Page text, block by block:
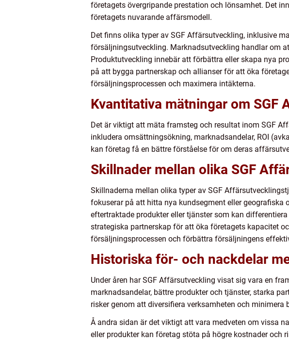
företagets övergripande prestation och lönsamhet. Det
företagets nuvarande affärsmodell.
Det finns olika typer av SGF Affärsutveckling, inklusive
försäljningsutveckling. Marknadsutveckling handlar om
Produktutveckling innebär att förbättra eller skapa nya
på att bygga partnerskap och allianser för att öka
försäljningsprocessen och maximera intäkterna.
Kvantitativa mätningar om SGF
Det är viktigt att mäta framsteg och resultat inom SGF
inkludera omsättningsökning, marknadsandelar, ROI
kan företag få en bättre förståelse för om deras
Skillnader mellan olika SGF
Skillnaderna mellan olika typer av SGF
fokuserar på att hitta nya kundsegment eller
eftertraktade produkter eller tjänster som kan
strategiska partnerskap för att öka företagets kapacitet
försäljningsprocessen och förbättra försäljningens
Historiska för- och nackdelar
Under åren har SGF Affärsutveckling visat sig vara en
marknadsandelar, bättre produkter och tjänster, starka
risker genom att diversifiera verksamheten och minimera
Å andra sidan är det viktigt att vara medveten om vissa
eller produkter kan företag stöta på högre kostnader och